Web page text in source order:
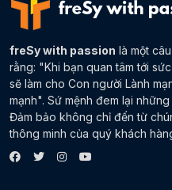
freSy with passion là một
rằng: "Khi bạn quan tâm tới
sẽ làm cho Con người Lành
mạnh". Sứ mệnh đem lại
Đảm bảo không chỉ đến từ
thông minh của quý khách